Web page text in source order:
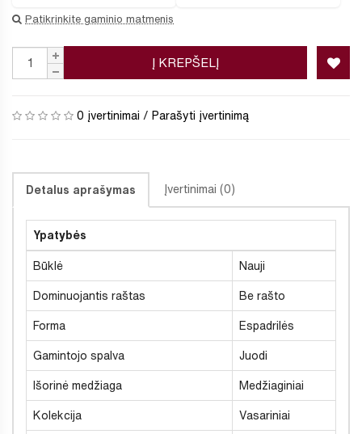
Patikrinkite gaminio matmenis
Į KREPŠELĮ
0 įvertinimai / Parašyti įvertinimą
Detalus aprašymas Įvertinimai (0)
Ypatybės
Būklė Nauji
Dominuojantis raštas Be rašto
Forma Espadrilės
Gamintojo spalva Juodi
Išorinė medžiaga Medžiaginiai
Kolekcija Vasariniai